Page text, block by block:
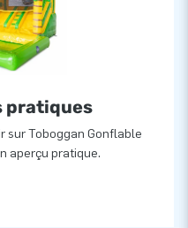
pratiques
sur Toboggan Gonflable
aperçu pratique.